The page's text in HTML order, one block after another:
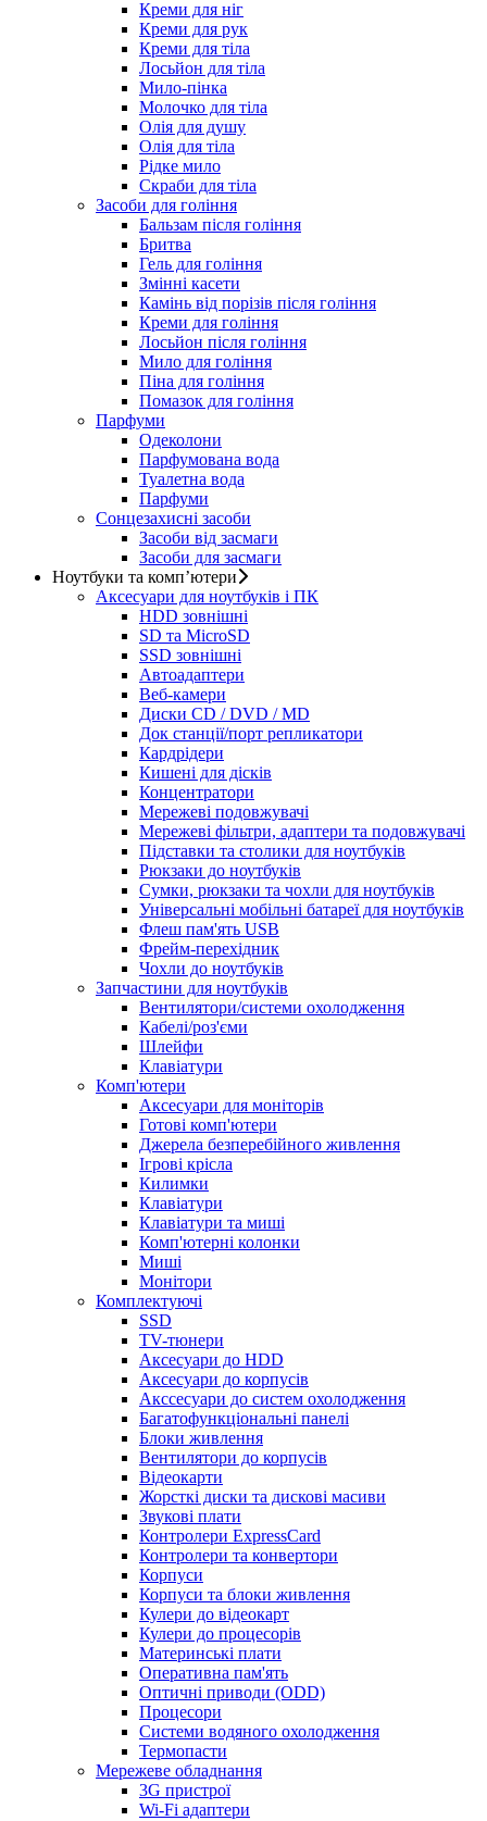
Креми для ніг
Креми для рук
Креми для тіла
Лосьйон для тіла
Мило-пінка
Молочко для тіла
Олія для душу
Олія для тіла
Рідке мило
Скраби для тіла
Засоби для гоління
Бальзам після гоління
Бритва
Гель для гоління
Змінні касети
Камінь від порізів після гоління
Креми для гоління
Лосьйон після гоління
Мило для гоління
Піна для гоління
Помазок для гоління
Парфуми
Одеколони
Парфумована вода
Туалетна вода
Парфуми
Сонцезахисні засоби
Засоби від засмаги
Засоби для засмаги
Ноутбуки та комп’ютери
Аксесуари для ноутбуків і ПК
HDD зовнішні
SD та MicroSD
SSD зовнішні
Автоадаптери
Веб-камери
Диски CD / DVD / MD
Док станції/порт репликатори
Кардрідери
Кишені для дісків
Концентратори
Мережеві подовжувачі
Мережеві фільтри, адаптери та подовжувачі
Підставки та столики для ноутбуків
Рюкзаки до ноутбуків
Сумки, рюкзаки та чохли для ноутбуків
Універсальні мобільні батареї для ноутбуків
Флеш пам'ять USB
Фрейм-перехідник
Чохли до ноутбуків
Запчастини для ноутбуків
Вентилятори/системи охолодження
Кабелі/роз'єми
Шлейфи
Клавіатури
Комп'ютери
Аксесуари для моніторів
Готові комп'ютери
Джерела безперебійного живлення
Ігрові крісла
Килимки
Клавіатури
Клавіатури та миші
Комп'ютерні колонки
Миші
Монітори
Комплектуючi
SSD
TV-тюнери
Аксесуари до HDD
Аксесуари до корпусів
Акссесуари до систем охолодження
Багатофункціональні панелі
Блоки живлення
Вентилятори до корпусів
Відеокарти
Жорсткі диски та дискові масиви
Звукові плати
Контролери ExpressCard
Контролери та конвертори
Корпуси
Корпуси та блоки живлення
Кулери до відеокарт
Кулери до процесорів
Материнські плати
Оперативна пам'ять
Оптичні приводи (ODD)
Процесори
Системи водяного охолодження
Термопасти
Мережеве обладнання
3G пристрої
Wi-Fi адаптери